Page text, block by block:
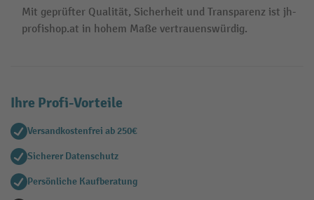
Mit geprüfter Qualität, Sicherheit und Transparenz ist jh-
profishop.at in hohem Maße vertrauenswürdig.
Ihre Profi-Vorteile
Versandkostenfrei ab 250€
Sicherer Datenschutz
Persönliche Kaufberatung